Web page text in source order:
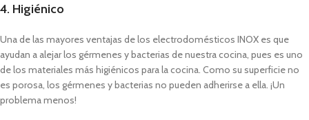
4. Higiénico
Una de las mayores ventajas de los electrodomésticos INOX es que
ayudan a alejar los gérmenes y bacterias de nuestra cocina, pues es uno
de los materiales más higiénicos para la cocina. Como su superficie no
es porosa, los gérmenes y bacterias no pueden adherirse a ella. ¡Un
problema menos!